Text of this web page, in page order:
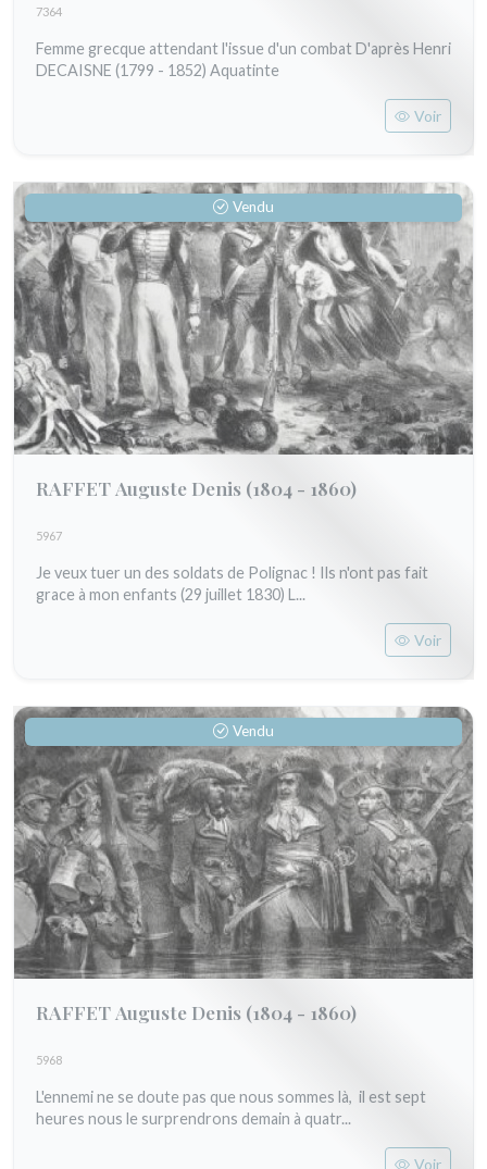
7364
Femme grecque attendant l'issue d'un combat D'après Henri
DECAISNE (1799 - 1852) Aquatinte
Voir
Vendu
RAFFET Auguste Denis (1804 - 1860)
5967
Je veux tuer un des soldats de Polignac ! Ils n'ont pas fait
grace à mon enfants (29 juillet 1830) L...
Voir
Vendu
RAFFET Auguste Denis (1804 - 1860)
5968
L'ennemi ne se doute pas que nous sommes là, il est sept
heures nous le surprendrons demain à quatr...
Voir